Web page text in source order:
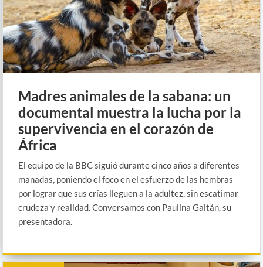
Madres animales de la sabana: un
documental muestra la lucha por la
supervivencia en el corazón de
África
El equipo de la BBC siguió durante cinco años a diferentes
manadas, poniendo el foco en el esfuerzo de las hembras
por lograr que sus crías lleguen a la adultez, sin escatimar
crudeza y realidad. Conversamos con Paulina Gaitán, su
presentadora.